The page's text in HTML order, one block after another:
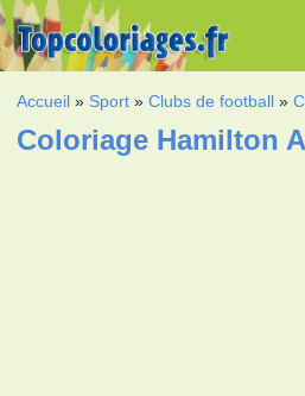
Accueil » Sport »Clubs de football »
Coloriage Hamilton